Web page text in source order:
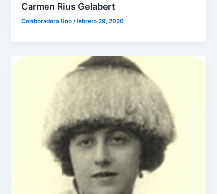
Carmen Rius Gelabert
Colaboradora Uno /febrero 29, 2020